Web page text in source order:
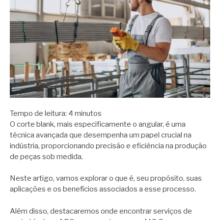
Tempo de leitura: 4 minutos
O corte blank, mais especificamente o angular, é uma
técnica avançada que desempenha um papel crucial na
indústria, proporcionando precisão e eficiência na produção
de peças sob medida.
Neste artigo, vamos explorar o que é, seu propósito, suas
aplicações e os benefícios associados a esse processo.
Além disso, destacaremos onde encontrar serviços de